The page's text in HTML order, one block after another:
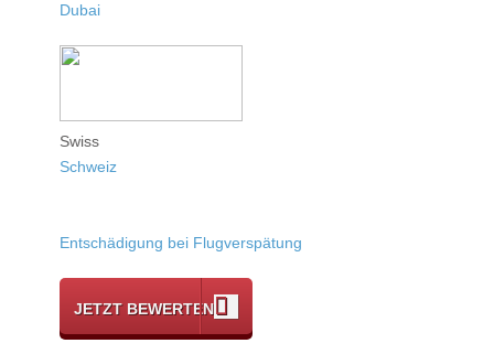
Dubai
Swiss
Schweiz
Entschädigung bei Flugverspätung
JETZT BEWERTEN